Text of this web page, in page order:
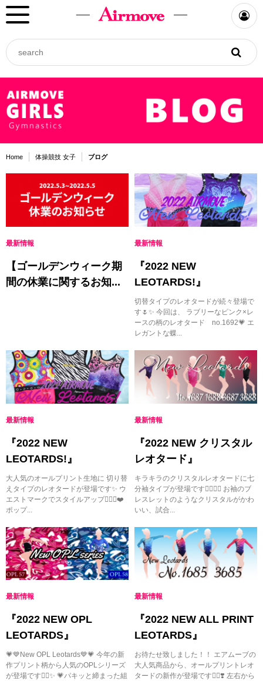
Home 体操競技 女子 ブログ
最新情報
【ゴールデンウィーク期
間の休業に関するお知...
最新情報
『2022 NEW
LEOTARDS!』
切替タイプのレオタードが続々登場で
す🌷✨ 今回は、 ラブリーなピンク×レ
ースの柄のレオタード no.1692💗 エ
レガントな蝶...
最新情報
『2022 NEW
LEOTARDS!』
大人気のオールプリント生地に 切り替
えタイプのレオタードが登場です✨ ウ
エストマークでスタイルアップ🙆🏻‍♀️❤️
ポップ...
最新情報
『2022 NEW クリスタル
レオタード』
キラキラのクリスタルレオタードに七
分袖タイプが登場です💁🏻‍♀️✨ お袖のブ
レスレットのようなクリスタルがかわ
いい、試合...
最新情報
『2022 NEW OPL
LEOTARDS』
💗💙New OPL Leotards💙💗 今年の新
作プリント柄から人気のOPLシリーズ
が登場です✊🏻✨ 💗パキッと締まった組
最新情報
『2022 NEW ALL PRINT
LEOTARDS』
お待たせ致しました！！ エアムーブの
大人気商品から、オールプリントレオ
タードの新作が登場です✊🏻❣️ 左右から